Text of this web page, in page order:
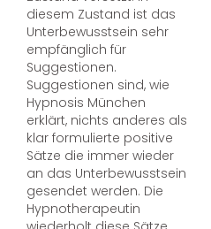
diesem Zustand ist das
Unterbewusstsein sehr
empfänglich für
Suggestionen.
Suggestionen sind, wie
Hypnosis München
erklärt, nichts anderes als
klar formulierte positive
Sätze die immer wieder
an das Unterbewusstsein
gesendet werden. Die
Hypnotherapeutin